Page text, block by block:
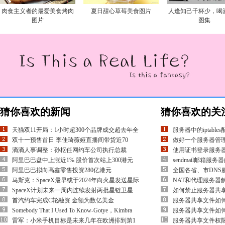
肉食主义者的最爱美食烤肉
图片
夏日甜心草莓美食图片
人逢知己千杯少，喝
图集
猜你喜欢的新闻
天猫双11开局：1小时超300个品牌成交超去年全
双十一预售首日 李佳琦薇娅直播间带货近70
滴滴人事调整：孙枢任网约车公司执行总裁
阿里巴巴盘中上涨近1% 股价首次站上300港元
阿里巴巴拟向高鑫零售投资280亿港元
马斯克：SpaceX最早或于2024年向火星发送星际
SpaceX计划未来一周内连续发射两批星链卫星
首汽约车完成C轮融资 金额为数亿美金
Somebody That I Used To Know-Gotye，Kimbra
雷军：小米手机目标是未来几年在欧洲排到第1
猜你喜欢的关
服务器中的iptables
做好一个服务器管
使用证书登录服务
sendmail邮箱服务
全国各省、市DNS
NAT和代理服务器
如何禁止服务器共
服务器共享文件如
服务器共享文件如
服务器共享文件权